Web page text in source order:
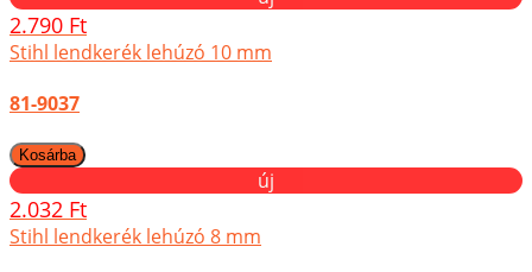
2.790 Ft
Stihl lendkerék lehúzó 10 mm
81-9037
új
2.032 Ft
Stihl lendkerék lehúzó 8 mm